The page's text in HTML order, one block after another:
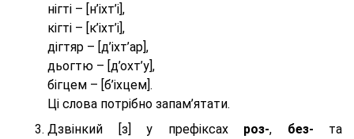
нігті – [н’іхт’і],
кігті – [к’іхт’і],
дігтяр – [д’іхт’ар],
дьогтю – [д’охт’у],
бігцем – [б’іхцем].
Ці слова потрібно запам’ятати.
Дзвінкий [з] у префіксах роз-, без- та